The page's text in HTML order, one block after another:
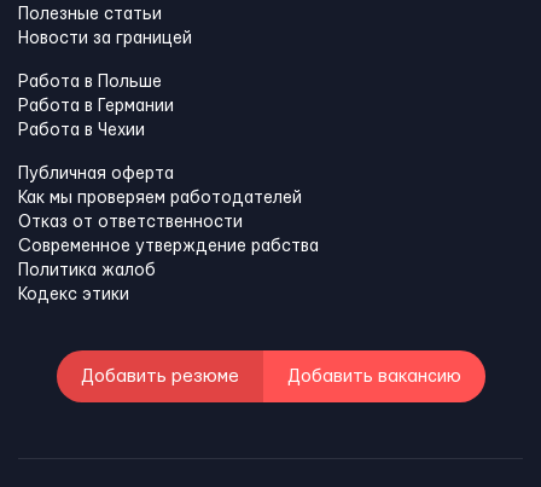
Полезные статьи
Новости за границей
Работа в Польше
Работа в Германии
Работа в Чехии
Публичная оферта
Как мы проверяем работодателей
Отказ от ответственности
Современное утверждение рабства
Политика жалоб
Кодекс этики
Добавить резюме Добавить вакансию